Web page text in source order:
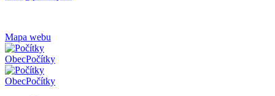
Mapa webu
ObecPočítky
ObecPočítky